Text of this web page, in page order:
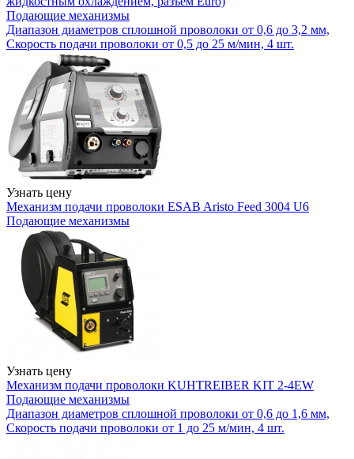
Подающие механизмы
Диапазон диаметров сплошной проволоки от 0,6 до 3,2 мм,
Скорость подачи проволоки от 0,5 до 25 м/мин, 4 шт.
Узнать цену
Механизм подачи проволоки ESAB Aristo Feed 3004 U6
Подающие механизмы
Узнать цену
Механизм подачи проволоки KUHTREIBER KIT 2-4EW
Подающие механизмы
Диапазон диаметров сплошной проволоки от 0,6 до 1,6 мм,
Скорость подачи проволоки от 1 до 25 м/мин, 4 шт.